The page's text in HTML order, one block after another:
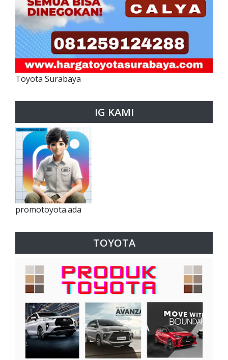
Toyota Surabaya
IG KAMI
promotoyota.ada
TOYOTA